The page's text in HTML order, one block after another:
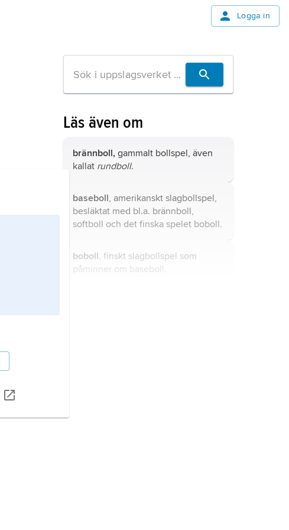
Logga in
Läs även om
brännboll, gammalt bollspel, även
kallat rundboll.
baseboll, amerikanskt slagbollspel,
besläktat med bl.a. brännboll,
softboll och det finska spelet boboll.
boboll, finskt slagbollspel som
påminner om baseboll.